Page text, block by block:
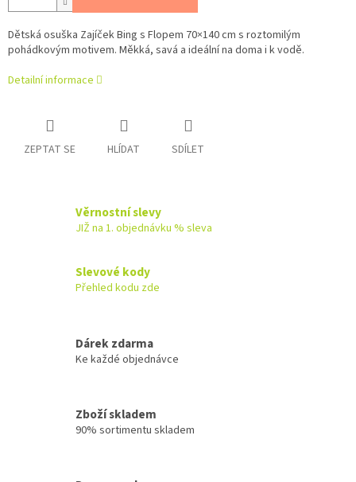
Dětská osuška Zajíček Bing s Flopem 70×140 cm s roztomilým
pohádkovým motivem. Měkká, savá a ideální na doma i k vodě.
Detailní informace
ZEPTAT SE HLÍDAT SDÍLET
Věrnostní slevy
JIŽ na 1. objednávku % sleva
Slevové kody
Přehled kodu zde
Dárek zdarma
Ke každé objednávce
Zboží skladem
90% sortimentu skladem